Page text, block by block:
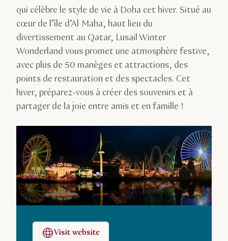
qui célèbre le style de vie à Doha cet hiver. Situé au
cœur de l’île d’Al Maha, haut lieu du
divertissement au Qatar, Lusail Winter
Wonderland vous promet une atmosphère festive,
avec plus de 50 manèges et attractions, des
points de restauration et des spectacles. Cet
hiver, préparez-vous à créer des souvenirs et à
partager de la joie entre amis et en famille !
Visit website